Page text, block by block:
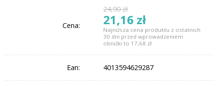
Cena:
24,90 zł
21,16 zł
Najniższa cena produktu z ostatnich
30 dni przed wprowadzeniem
obniżki to 17,68 zł
Ean: 4013594629287